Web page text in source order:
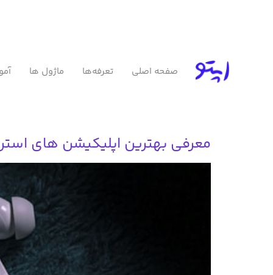
صفحه اصلی تعرفه‌ها ماژول ها
معرفی بهترین اپلیکیشن های